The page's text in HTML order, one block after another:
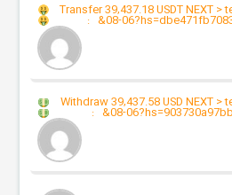
Transfer 39,437.18 USDT NEXT
08-
:
Withdraw 39,437.58 USD NEXT
08-
: